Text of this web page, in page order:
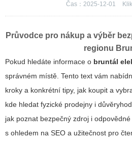
Čas：2025-12-01
Průvodce pro nákup a výběr
regionu
Pokud hledáte informace o bruntál
správném místě. Tento text vám
kroky a konkrétní tipy, jak koupit a
kde hledat fyzické prodejny i
jak poznat bezpečný zdroj i
s ohledem na SEO a užitečnost pro